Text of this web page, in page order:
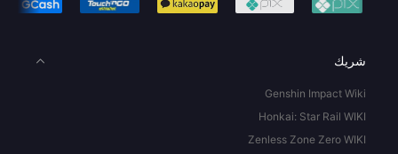
شريك
Genshin Impact Wiki
Honkai: Star Rail WIKI
Zenless Zone Zero WIKI